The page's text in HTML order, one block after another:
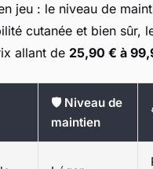
jeu : le niveau de
cutanée et bien sûr,
allant de 25,90 € à
🛡️ Niveau de
maintien